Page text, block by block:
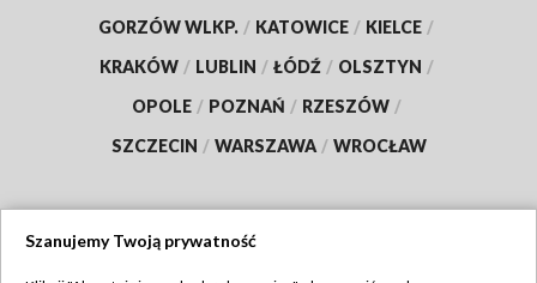
GORZÓW WLKP. / KATOWICE / KIELCE /
KRAKÓW / LUBLIN / ŁÓDŹ / OLSZTYN /
OPOLE / POZNAŃ / RZESZÓW /
SZCZECIN / WARSZAWA / WROCŁAW
Szanujemy Twoją prywatność